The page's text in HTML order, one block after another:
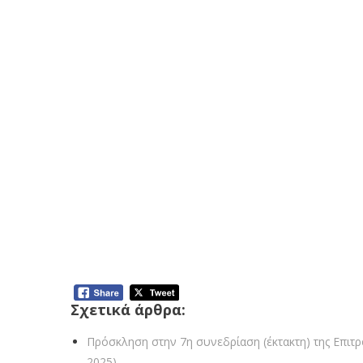
Σχετικά άρθρα:
Πρόσκληση στην 7η συνεδρίαση (έκτακτη) της